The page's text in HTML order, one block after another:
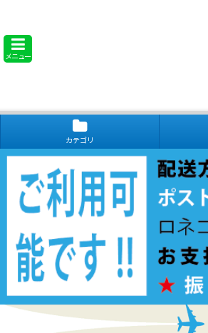
メニュー
カテゴリ